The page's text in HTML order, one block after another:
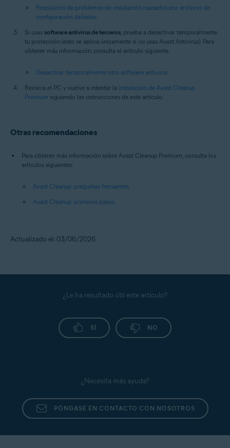
Resolución de problemas de instalación causados por archivos de
configuración dañados
Si usas software antivirus de terceros, prueba a desactivar temporalmente
tu protección (esto se aplica únicamente si no usas Avast Antivirus). Para
obtener más información, consulta el artículo siguiente:
Desactivar temporalmente otro software antivirus
Reinicia el PC y vuelve a intentar la instalación de Avast Cleanup
Premium siguiendo las instrucciones de este artículo.
Otras recomendaciones
Para obtener más información sobre Avast Cleanup Premium, consulta los
artículos siguientes:
Avast Cleanup: preguntas frecuentes
Avast Cleanup: primeros pasos
Actualizado el: 03/06/2026
¿Le ha resultado útil este artículo?
SÍ NO
¿Necesita más ayuda?
PÓNGASE EN CONTACTO CON NOSOTROS